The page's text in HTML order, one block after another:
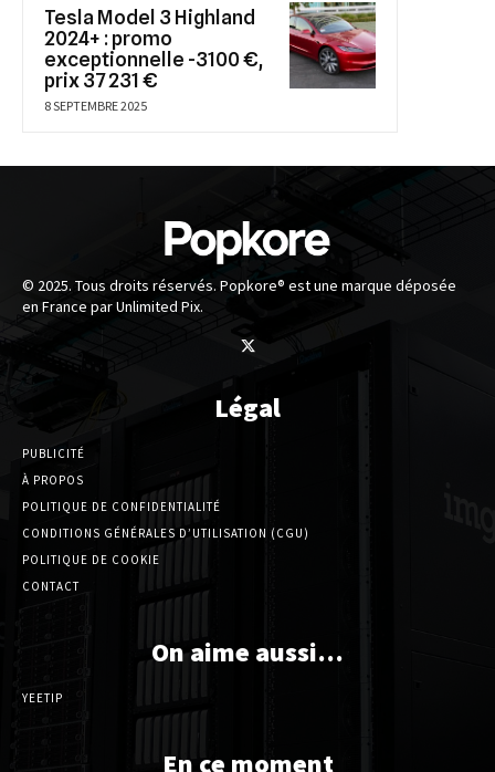
Tesla Model 3 Highland
2024+ : promo
exceptionnelle -3100 €,
prix 37 231 €
8 SEPTEMBRE 2025
© 2025. Tous droits réservés. Popkore® est une marque déposée
en France par Unlimited Pix.
Légal
PUBLICITÉ
À PROPOS
POLITIQUE DE CONFIDENTIALITÉ
CONDITIONS GÉNÉRALES D’UTILISATION (CGU)
POLITIQUE DE COOKIE
CONTACT
On aime aussi…
YEETIP
En ce moment